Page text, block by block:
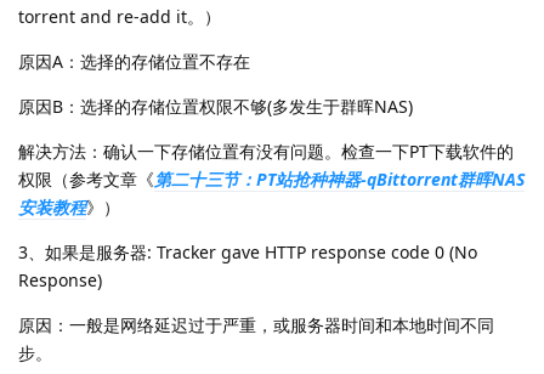
torrent and re-add it。）
原因A：选择的存储位置不存在
原因B：选择的存储位置权限不够(多发生于群晖NAS)
解决方法：确认一下存储位置有没有问题。检查一下PT下载软件的
权限（参考文章《第二十三节：PT站抢种神器-qBittorrent群晖NAS
安装教程》）
3、如果是服务器: Tracker gave HTTP response code 0 (No
Response)
原因：一般是网络延迟过于严重，或服务器时间和本地时间不同
步。